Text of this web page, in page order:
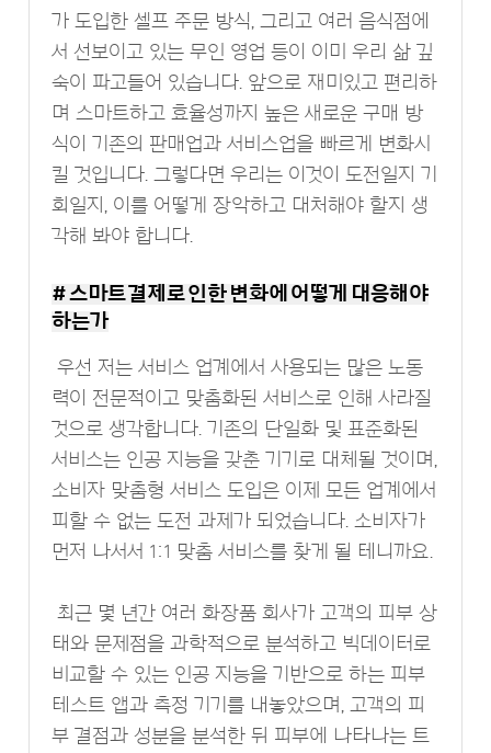
가 도입한 셀프 주문 방식, 그리고 여러 음식점에
서 선보이고 있는 무인 영업 등이 이미 우리 삶 깊
숙이 파고들어 있습니다. 앞으로 재미있고 편리하
며 스마트하고 효율성까지 높은 새로운 구매 방
식이 기존의 판매업과 서비스업을 빠르게 변화시
킬 것입니다. 그렇다면 우리는 이것이 도전일지 기
회일지, 이를 어떻게 장악하고 대처해야 할지 생
각해 봐야 합니다.
# 스마트 결제로 인한 변화에 어떻게 대응해야
하는가
우선 저는 서비스 업계에서 사용되는 많은 노동
력이 전문적이고 맞춤화된 서비스로 인해 사라질
것으로 생각합니다. 기존의 단일화 및 표준화된
서비스는 인공 지능을 갖춘 기기로 대체될 것이며,
소비자 맞춤형 서비스 도입은 이제 모든 업계에서
피할 수 없는 도전 과제가 되었습니다. 소비자가
먼저 나서서 1:1 맞춤 서비스를 찾게 될 테니까요.
최근 몇 년간 여러 화장품 회사가 고객의 피부 상
태와 문제점을 과학적으로 분석하고 빅데이터로
비교할 수 있는 인공 지능을 기반으로 하는 피부
테스트 앱과 측정 기기를 내놓았으며, 고객의 피
부 결점과 성분을 분석한 뒤 피부에 나타나는 트